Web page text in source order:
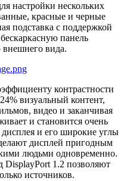
настройки нескольких
красные и черные
подставка с поддержкой
панель
внешнего вида.
контрастности
визуальный контент,
видео и заканчивая
и становится очень
и его широкие углы
дисплей пригодным
людьми одновременно.
DisplayPort 1.2 позволяют
источников.